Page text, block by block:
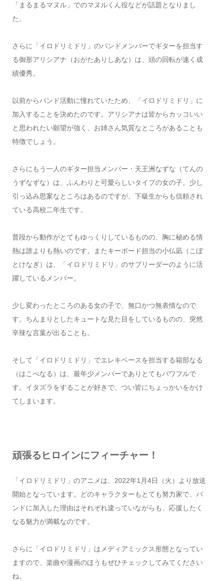
「まるまるマヌル」でのマヌルくん役などが話題となりまし
た。
さらに「イロドリミドリ」のバンドメンバーでギターを担当す
る御形アリシアナ（おがたありしあな）は、頭の回転が速く成
績優秀。
以前からバンド活動に憧れていたため、「イロドリミドリ」に
加入することを決めたのです。アリシアナは皆からカッコいい
と思われたい願望が強く、お姉さん気質なところがあることも
特徴でしょう。
さらにもう一人のギター担当メンバー・天王洲なずな（てんの
うずなずな）は、ふんわりと可愛らしいタイプの女の子。少し
引っ込み思案なところはあるのですが、下級生からも信頼され
ている高校二年生です。
普段から動作がとてもゆっくりしているものの、胸に秘める情
熱は誰よりも熱いのです。またキーボード担当の小仏凪（こぼ
とけなぎ）は、「イロドリミドリ」のサブリーダーのように活
躍しているメンバー。
少し変わったところのある女の子で、無口かつ無表情なので
す。ちんまりとしたキュートな見た目をしているものの、突然
辛辣な言葉が出ることも。
そして「イロドリミドリ」でエレキベースを担当する箱部なる
（はこべなる）は、最年少メンバーでありとてもパワフルで
す。イタズラをすることが好きで、つい皆にちょっかいをかけ
てしまいます。
頑張るヒロインにフィーチャー！
「イロドリミドリ」のアニメは、2022年1月4日（火）より放送
開始となっています。どのキャラクターもとても努力家で、バ
ンドに加入した理由はそれぞれ違っていながらも、応援したく
なる魅力が満載なのです。
さらに「イロドリミドリ」はメディアミックス形態となってい
ますので、楽曲や漫画のほうもぜひチェックしてみてください
ね。